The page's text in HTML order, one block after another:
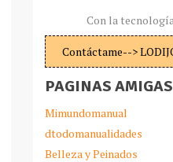
Con la
Contáctame-->
PAGINAS AMIGAS
Mimundomanual
dtodomanualidades
Belleza y Peinados